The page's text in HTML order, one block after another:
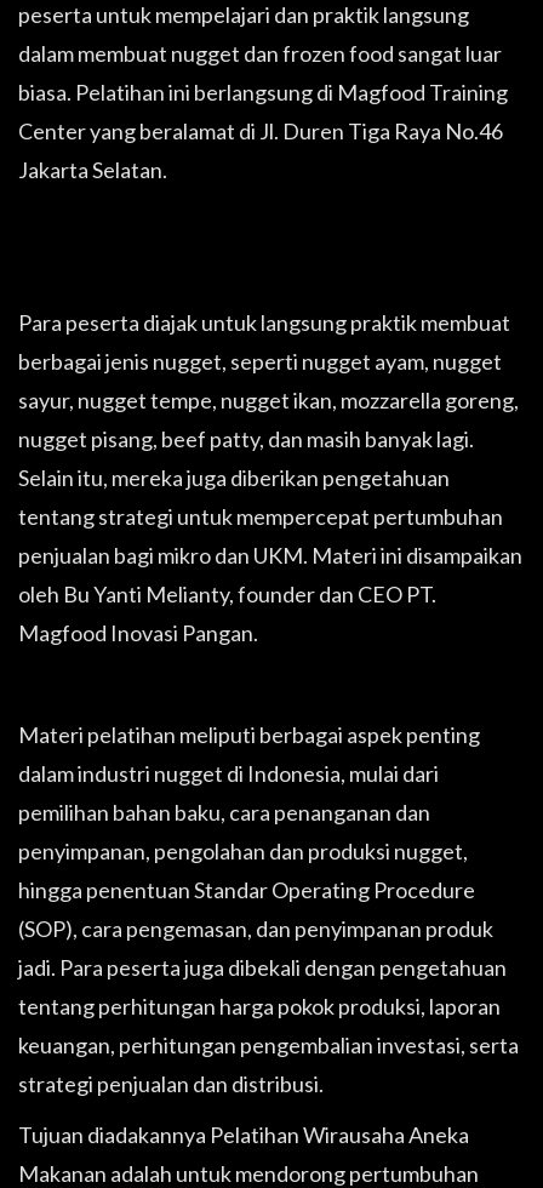
peserta untuk mempelajari dan praktik langsung
dalam membuat nugget dan frozen food sangat luar
biasa. Pelatihan ini berlangsung di Magfood Training
Center yang beralamat di Jl. Duren Tiga Raya No.46
Jakarta Selatan.
Para peserta diajak untuk langsung praktik membuat
berbagai jenis nugget, seperti nugget ayam, nugget
sayur, nugget tempe, nugget ikan, mozzarella goreng,
nugget pisang, beef patty, dan masih banyak lagi.
Selain itu, mereka juga diberikan pengetahuan
tentang strategi untuk mempercepat pertumbuhan
penjualan bagi mikro dan UKM. Materi ini disampaikan
oleh Bu Yanti Melianty, founder dan CEO PT.
Magfood Inovasi Pangan.
Materi pelatihan meliputi berbagai aspek penting
dalam industri nugget di Indonesia, mulai dari
pemilihan bahan baku, cara penanganan dan
penyimpanan, pengolahan dan produksi nugget,
hingga penentuan Standar Operating Procedure
(SOP), cara pengemasan, dan penyimpanan produk
jadi. Para peserta juga dibekali dengan pengetahuan
tentang perhitungan harga pokok produksi, laporan
keuangan, perhitungan pengembalian investasi, serta
strategi penjualan dan distribusi.
Tujuan diadakannya Pelatihan Wirausaha Aneka
Makanan adalah untuk mendorong pertumbuhan